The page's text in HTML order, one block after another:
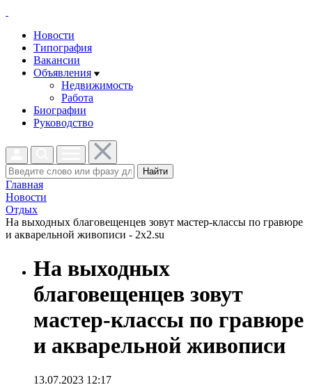
Новости
Типография
Вакансии
Объявления
Недвижимость
Работа
Биографии
Руководство
Найти
Главная
Новости
Отдых
На выходных благовещенцев зовут мастер-классы по гравюре
и акварельной живописи - 2x2.su
На выходных
благовещенцев зовут
мастер-классы по гравюре
и акварельной живописи
13.07.2023 12:17